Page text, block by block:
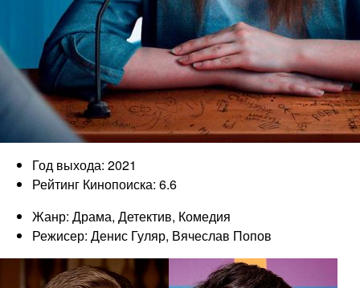
Год выхода: 2021
Рейтинг Кинопоиска: 6.6
Жанр: Драма, Детектив, Комедия
Режисер: Денис Гуляр, Вячеслав Попов